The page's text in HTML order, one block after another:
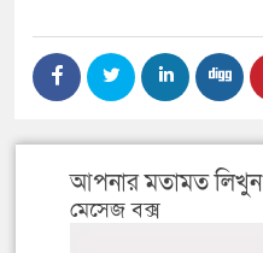
আপনার মতামত লিখুন
মেসেজ বক্স